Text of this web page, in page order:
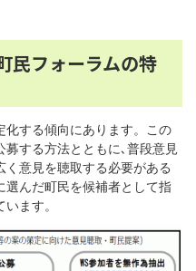
民フォーラムの特
する傾向にあります。この
する方法とともに､普段意見
意見を聴取する必要がある
選んだ町民を候補者として指
ます。